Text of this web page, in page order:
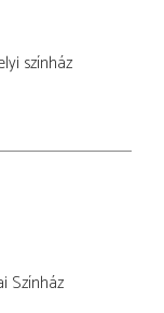
színház
Színház